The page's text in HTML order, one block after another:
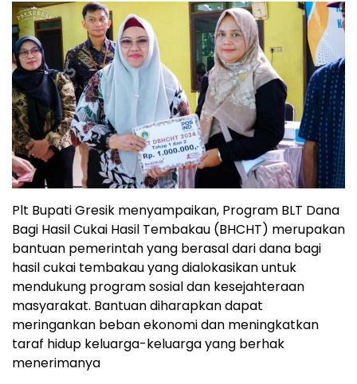
Plt Bupati Gresik menyampaikan, Program BLT Dana
Bagi Hasil Cukai Hasil Tembakau (BHCHT) merupakan
bantuan pemerintah yang berasal dari dana bagi
hasil cukai tembakau yang dialokasikan untuk
mendukung program sosial dan kesejahteraan
masyarakat. Bantuan diharapkan dapat
meringankan beban ekonomi dan meningkatkan
taraf hidup keluarga-keluarga yang berhak
menerimanya